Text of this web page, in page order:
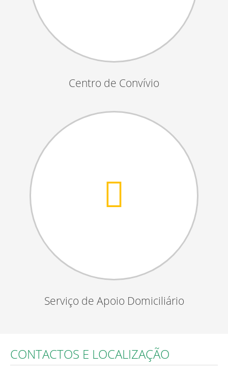
Contactos
Centro de Convívio
Serviço de Apoio Domiciliário
CONTACTOS E LOCALIZAÇÃO